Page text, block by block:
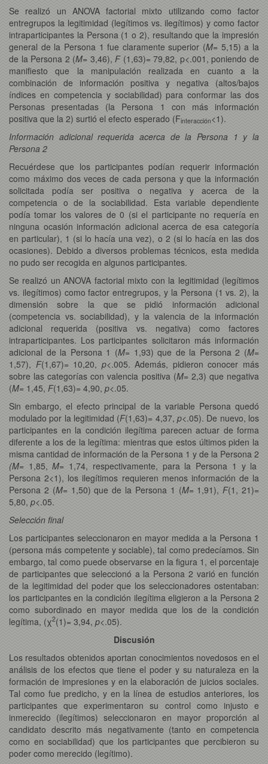
Se realizó un ANOVA factorial mixto utilizando como factor
entregrupos la legitimidad (legítimos vs. ilegítimos) y como factor
intraparticipantes la Persona (1 o 2), resultando que la impresión
general de la Persona 1 fue claramente superior (M= 5,15) a la
de la Persona 2 (M= 3,46),F(1,63)= 79,82, p<.001, poniendo de
manifiesto que la manipulación realizada en cuanto a la
combinación de información positiva y negativa (altos/bajos
índices en competencia y sociabilidad) para conformar las dos
Personas presentadas (la Persona 1 con más información
positiva que la 2) surtió el efecto esperado (Finteracción<1).
Información adicional requerida acerca de la Persona 1 y la
Persona 2
Recuérdese que los participantes podían requerir información
como máximo dos veces de cada persona y que la información
solicitada podía ser positiva o negativa y acerca de la
competencia o de la sociabilidad. Esta variable dependiente
podía tomar los valores de 0 (si el participante no requería en
ninguna ocasión información adicional acerca de esa categoría
en particular), 1 (si lo hacía una vez), o 2 (si lo hacía en las dos
ocasiones). Debido a diversos problemas técnicos, esta medida
no pudo ser recogida en algunos participantes.
Se realizó un ANOVA factorial mixto con la legitimidad (legítimos
vs. ilegítimos) como factor entregrupos, y la Persona (1 vs. 2), la
dimensión sobre la que se pidió información adicional
(competencia vs. sociabilidad), y la valencia de la información
adicional requerida (positiva vs. negativa) como factores
intraparticipantes. Los participantes solicitaron más información
adicional de la Persona 1 (M= 1,93) que de la Persona 2 (M=
1,57), F(1,67)= 10,20, p<.005. Además, pidieron conocer más
sobre las categorías con valencia positiva (M= 2,3) que negativa
(M= 1,45, F(1,63)= 4,90, p<.05.
Sin embargo, el efecto principal de la variable Persona quedó
modulado por la legitimidad (F(1,63)= 4,37,p<.05). De nuevo, los
participantes en la condición ilegítima parecen actuar de forma
diferente a los de la legítima: mientras que estos últimos piden la
misma cantidad de información de la Persona 1 y de la Persona 2
(M= 1,85,M= 1,74, respectivamente, para la Persona 1 y la
Persona 2<1), los ilegítimos requieren menos información de la
Persona 2 (M= 1,50) que de la Persona 1 (M= 1,91),F(1, 21)=
5,80, p<.05.
Selección final
Los participantes seleccionaron en mayor medida a la Persona 1
(persona más competente y sociable), tal como predecíamos. Sin
embargo, tal como puede observarse en la figura 1, el porcentaje
de participantes que seleccionó a la Persona 2 varió en función
de la legitimidad del poder que los seleccionadores ostentaban:
los participantes en la condición ilegítima eligieron a la Persona 2
como subordinado en mayor medida que los de la condición
legítima, (χ2(1)= 3,94, p<.05).
Discusión
Los resultados obtenidos aportan conocimientos novedosos en el
análisis de los efectos que tiene el poder y su naturaleza en la
formación de impresiones y en la elaboración de juicios sociales.
Tal como fue predicho, y en la línea de estudios anteriores, los
participantes que experimentaron su control como injusto e
inmerecido (ilegítimos) seleccionaron en mayor proporción al
candidato descrito más negativamente (tanto en competencia
como en sociabilidad) que los participantes que percibieron su
poder como merecido (legítimo).